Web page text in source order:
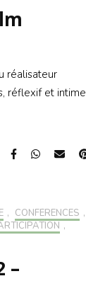
réalisateur
réflexif et intime
, CONFÉRENCES ,
,
–